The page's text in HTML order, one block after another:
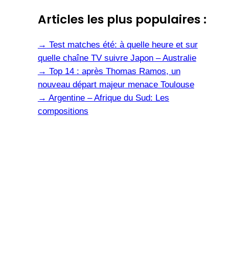
Articles les plus populaires :
→ Test matches été: à quelle heure et sur
quelle chaîne TV suivre Japon – Australie
→ Top 14 : après Thomas Ramos, un
nouveau départ majeur menace Toulouse
→ Argentine – Afrique du Sud: Les
compositions